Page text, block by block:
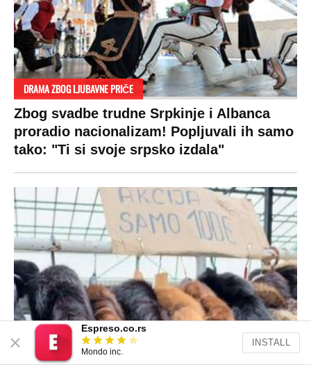
Pratite nas na:
Copyright © Espreso.co.rs 2026. Sva prava zadržana. Mondo inc.
Espreso.co.rs
Mondo inc.
INSTALL